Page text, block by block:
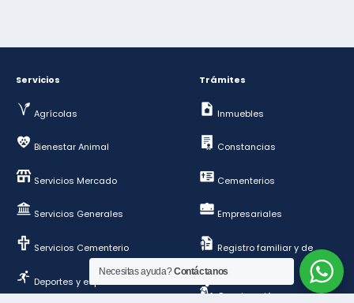
Servicios
Agrícolas
Bienestar Animal
Servicios Mercado
Servicios Generales
Servicios Cementerio
Deportes y esparcimientos
Trámites
Inmuebles
Constancias
Cementerios
Empresariales
Registro familiar y de
personas
Construcción y
Necesitas ayuda?Contáctanos